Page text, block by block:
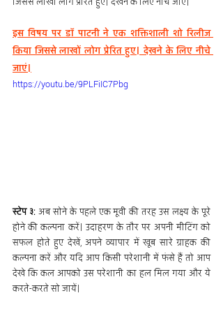
इस विषय पर डॉ पाटनी ने एक शक्तिशाली शो रिलीज
किया जिससे लाखों लोग प्रेरित हुए। देखने के लिए नीचे
जाएं।
https://youtu.be/9PLFiIC7Pbg
स्टेप ३: अब सोने के पहले एक मूवी की तरह उस लक्ष्य के पूरे
होने की कल्पना करें। उदाहरण के तौर पर अपनी मीटिंग को
सफल होते हुए देखें, अपने व्यापार में खूब सारे ग्राहक की
कल्पना करें और यदि आप किसी परेशानी में फंसे हैं तो आप
देखे कि कल आपको उस परेशानी का हल मिल गया और ये
करते-करते सो जायें।